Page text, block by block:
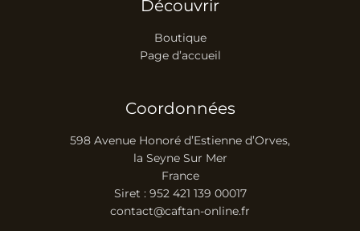
Découvrir
Boutique
Page d’accueil
Coordonnées
598 Avenue Honoré d’Estienne d’Orves,
la Seyne Sur Mer
France
Siret : 952 421 139 00017
contact@caftan-online.fr